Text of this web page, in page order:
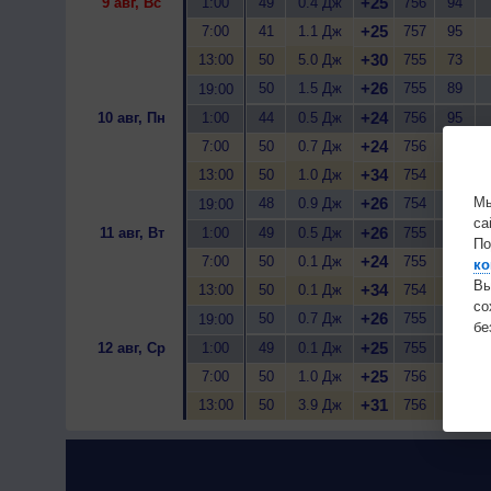
7:00
41 1.1 Дж +25 757 95
13:00
50 5.0 Дж +30 755 73
19:00
50 1.5 Дж +26 755 89
10 авг, Пн
1:00 44 0.5 Дж +24 756 95
7:00
50 0.7 Дж +24 756
13:00
50 1.0 Дж +34 754
19:00
48 0.9 Дж +26 754
11 авг, Вт
1:00 49 0.5 Дж +26 755
7:00
50 0.1 Дж +24 755
13:00
50 0.1 Дж +34 754
19:00
50 0.7 Дж +26 755
12 авг, Ср
1:00 49 0.1 Дж +25 755
7:00
50 1.0 Дж +25 756
13:00
50 3.9 Дж +31 756